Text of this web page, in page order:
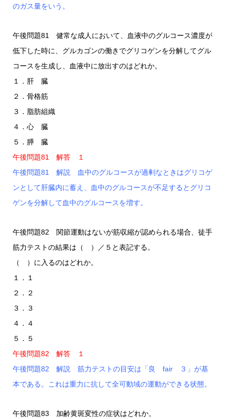
のガス量をいう。
午後問題81 健常な成人において、血液中のグルコース濃度が
低下した時に、グルカゴンの働きでグリコゲンを分解してグル
コースを生成し、血液中に放出すのはどれか。
１．肝 臓
２．骨格筋
３．脂肪組織
４．心 臓
５．膵 臓
午後問題81 解答 １
午後問題81 解説 血中のグルコースが過剰なときはグリコゲ
ンとして肝臓内に蓄え、血中のグルコースが不足するとグリコ
ゲンを分解して血中のグルコースを増す。
午後問題82 関節運動はないが筋収縮が認められる場合、徒手
筋力テストの結果は（ ）／５と表記する。
（ ）に入るのはどれか。
１．１
２．２
３．３
４．４
５．５
午後問題82 解答 １
午後問題82 解説 筋力テストの目安は「良 fair ３」が基
本である。これは重力に抗して全可動域の運動ができる状態。
午後問題83 加齢黄斑変性の症状はどれか。